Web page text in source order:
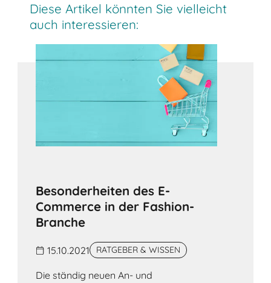
Diese Artikel könnten Sie vielleicht
auch interessieren:
Besonderheiten des E-
Commerce in der Fashion-
Branche
15.10.2021 RATGEBER & WISSEN
Die ständig neuen An- und